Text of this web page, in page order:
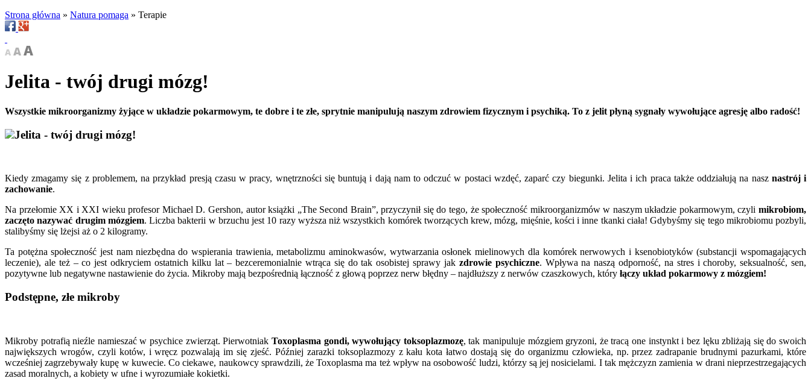
Strona główna » Natura pomaga » Terapie
Jelita - twój drugi mózg!
Wszystkie mikroorganizmy żyjące w układzie pokarmowym, te dobre i te złe, sprytnie manipulują naszym zdrowiem fizycznym i psychiką. To z jelit płyną sygnały wywołujące agresję albo radość!
Jelita - twój drugi mózg!
Kiedy zmagamy się z problemem, na przykład presją czasu w pracy, wnętrzności się buntują i dają nam to odczuć w postaci wzdęć, zaparć czy biegunki. Jelita i ich praca także oddziałują na nasznastrój i
zachowanie.
Na przełomie XX i XXI wieku profesor Michael D. Gershon, autor książki „The Second Brain”, przyczynił się do tego, że społeczność mikroorganizmów w naszym układzie pokarmowym, czyli mikrobiom,
zaczęto nazywać drugim mózgiem. Liczba bakterii w brzuchu jest 10 razy wyższa niż wszystkich komórek tworzących krew, mózg, mięśnie, kości i inne tkanki ciała! Gdybyśmy się tego mikrobiomu pozbyli,
stalibyśmy się lżejsi aż o 2 kilogramy.
Ta potężna społeczność jest nam niezbędna do wspierania trawienia, metabolizmu aminokwasów, wytwarzania osłonek mielinowych dla komórek nerwowych i ksenobiotyków (substancji wspomagających
leczenie), ale też – co jest odkryciem ostatnich kilku lat – bezceremonialnie wtrąca się do tak osobistej sprawy jak zdrowie psychiczne. Wpływa na naszą odporność, na stres i choroby, seksualność, sen,
pozytywne lub negatywne nastawienie do życia. Mikroby mają bezpośrednią łączność z głową poprzez nerw błędny – najdłuższy z nerwów czaszkowych, który łączy układ pokarmowy z mózgiem!
Podstępne, złe mikroby
Mikroby potrafią nieźle namieszać w psychice zwierząt. Pierwotniak Toxoplasma gondi, wywołujący toksoplazmozę, tak manipuluje mózgiem gryzoni, że tracą one instynkt i bez lęku zbliżają się do swoich
największych wrogów, czyli kotów, i wręcz pozwalają im się zjeść. Później zarazki toksoplazmozy z kału kota łatwo dostają się do organizmu człowieka, np. przez zadrapanie brudnymi pazurkami, które
wcześniej zagrzebywały kupę w kuwecie. Co ciekawe, naukowcy sprawdzili, że Toxoplasma ma też wpływ na osobowość ludzi, którzy są jej nosicielami. I tak mężczyzn zamienia w drani nieprzestrzegających
zasad moralnych, a kobiety w ufne i wyrozumiałe kokietki.